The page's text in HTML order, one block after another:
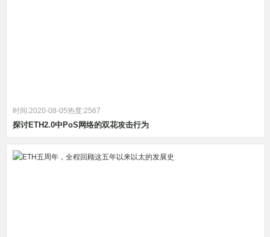
时间:2020-08-05热度:2567
探讨ETH2.0中PoS网络的双花攻击行为